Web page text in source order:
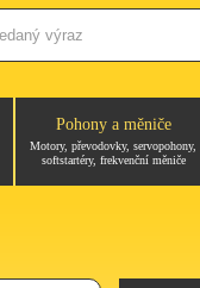
Pohony a měniče
Motory, převodovky, servopohony,
softstartéry, frekvenční měniče